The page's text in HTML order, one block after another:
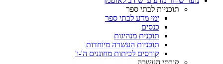
תוכניות לבתי ספר
ימי מדע לבתי ספר
כנסים
תוכנית מנהיגות
תוכניות העשרה מיוחדות
קורסים לכיתות מחוננים ה'-ו'
קורסי העשרה